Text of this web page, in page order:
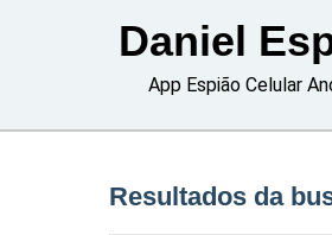
Daniel
App Espião Celular
Resultados da